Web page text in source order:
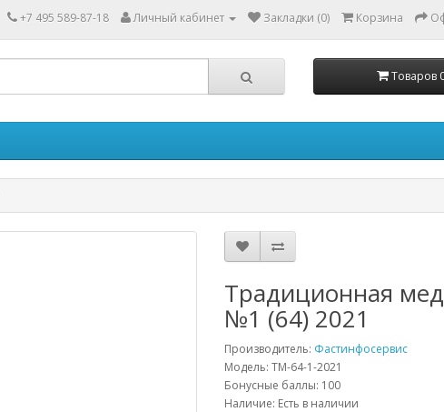
+7 495 589-87-18 Личный кабинет Закладки (0) Корзина
Товаров
Традиционная
№1 (64) 2021
Производитель: Фастинфосервис
Модель: TM-64-1-2021
Бонусные баллы: 100
Наличие: Есть в наличии